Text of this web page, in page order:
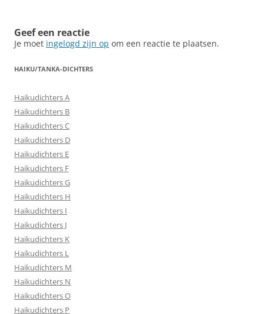
Geef een reactie
Je moet ingelogd zijn op om een reactie te plaatsen.
HAIKU/TANKA-DICHTERS
Haikudichters A
Haikudichters B
Haikudichters C
Haikudichters D
Haikudichters E
Haikudichters F
Haikudichters G
Haikudichters H
Haikudichters I
Haikudichters J
Haikudichters K
Haikudichters L
Haikudichters M
Haikudichters N
Haikudichters O
Haikudichters P